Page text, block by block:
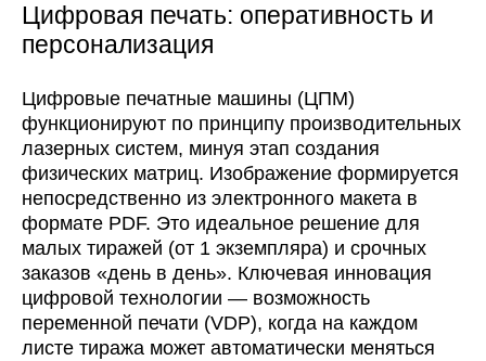
Цифровая печать: оперативность и
персонализация
Цифровые печатные машины (ЦПМ)
функционируют по принципу производительных
лазерных систем, минуя этап создания
физических матриц. Изображение формируется
непосредственно из электронного макета в
формате PDF. Это идеальное решение для
малых тиражей (от 1 экземпляра) и срочных
заказов «день в день». Ключевая инновация
цифровой технологии — возможность
переменной печати (VDP), когда на каждом
листе тиража может автоматически меняться